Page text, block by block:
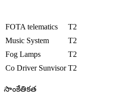
FOTA telematics
T2
Music System
T2
Fog Lamps
T2
Co Driver Sunvisor T2
సాంకేతికత